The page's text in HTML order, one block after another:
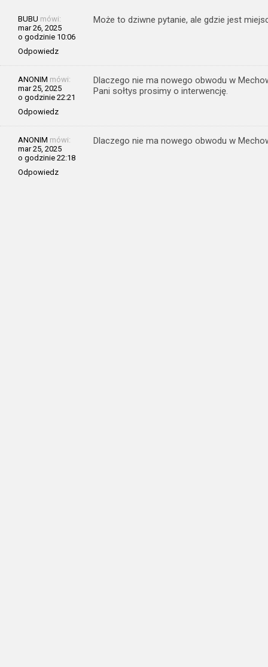
BUBU mówi:
mar 26, 2025
o godzinie 10:06
Odpowiedz
Może to dziwne pytanie, ale gdzie jest
ANONIM mówi:
mar 25, 2025
o godzinie 22:21
Odpowiedz
Dlaczego nie ma nowego obwodu w
Pani sołtys prosimy o interwencję.
ANONIM mówi:
mar 25, 2025
o godzinie 22:18
Odpowiedz
Dlaczego nie ma nowego obwodu w